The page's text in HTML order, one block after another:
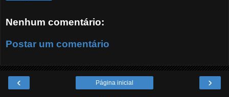
Nenhum comentário:
Postar um comentário
‹ ›
Página inicial